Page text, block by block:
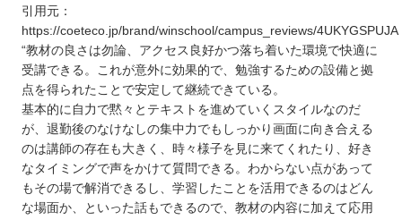
引用元：
https://coeteco.jp/brand/winschool/campus_reviews/4UKYGSPUJA
“教材の良さは勿論、アクセス良好かつ落ち着いた環境で快適に
受講できる。これが意外に効果的で、勉強するための設備と拠
点を得られたことで安定して継続できている。
基本的に自力で黙々とテキストを進めていくスタイルなのだ
が、退勤後のなけなしの集中力でもしっかり画面に向き合える
のは講師の存在も大きく、時々様子を見に来てくれたり、好き
なタイミングで声をかけて質問できる。わからない点があって
もその場で解消できるし、学習したことを活用できるのはどん
な場面か、といった話もできるので、教材の内容に加えて応用